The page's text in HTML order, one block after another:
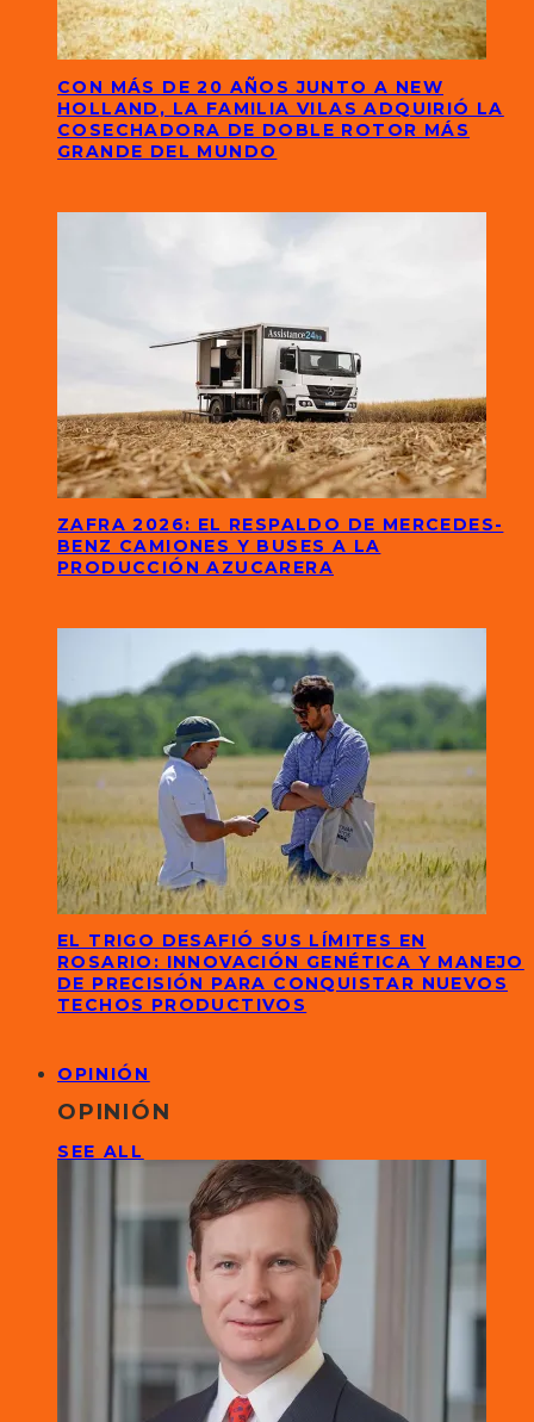
CON MÁS DE 20 AÑOS JUNTO A NEW
HOLLAND, LA FAMILIA VILAS ADQUIRIÓ LA
COSECHADORA DE DOBLE ROTOR MÁS
GRANDE DEL MUNDO
ZAFRA 2026: EL RESPALDO DE MERCEDES-
BENZ CAMIONES Y BUSES A LA
PRODUCCIÓN AZUCARERA
EL TRIGO DESAFIÓ SUS LÍMITES EN
ROSARIO: INNOVACIÓN GENÉTICA Y MANEJO
DE PRECISIÓN PARA CONQUISTAR NUEVOS
TECHOS PRODUCTIVOS
OPINIÓN
OPINIÓN
SEE ALL